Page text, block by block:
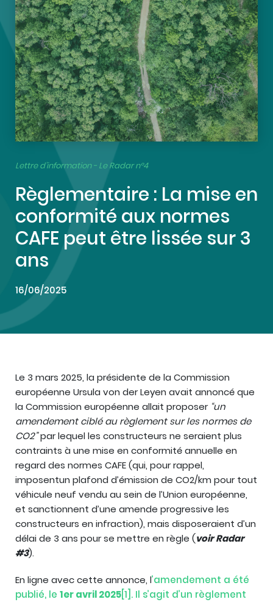
Lettre d’information - Le Radar n°4
Règlementaire : La mise en
conformité aux normes
CAFE peut être lissée sur 3
ans
16/06/2025
Le 3 mars 2025, la présidente de la Commission
européenne Ursula von der Leyen avait annoncé que
la Commission européenne allait proposer “un
amendement ciblé au règlement sur les normes de
CO2”par lequel les constructeurs ne seraient plus
contraints à une mise en conformité annuelle en
regard des normes CAFE (qui, pour rappel,
imposentun plafond d’émission de CO2/km pour tout
véhicule neuf vendu au sein de l’Union européenne,
et sanctionnent d’une amende progressive les
constructeurs en infraction), mais disposeraient d’un
délai de 3 ans pour se mettre en règle (voir Radar
#3).
En ligne avec cette annonce, l’amendement a été
publié, le 1er avril 2025 [1]. Il s’agit d’un règlement